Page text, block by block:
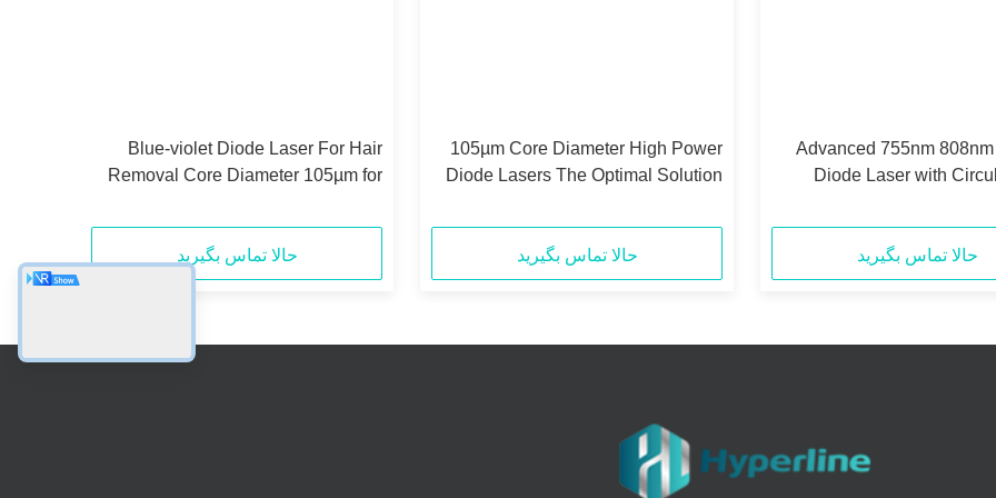
Advanced 755nm 808nm
Diode Laser with
حالا تماس بگیرید
105µm Core Diameter High Power
Diode Lasers The Optimal Solution
حالا تماس بگیرید
Blue-violet Diode Laser For Hair
Removal Core Diameter 105µm for
حالا تماس بگیرید